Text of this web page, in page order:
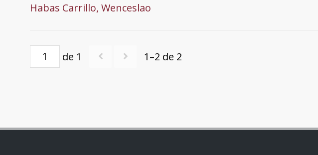
Habas Carrillo, Wenceslao
de 1 1–2 de 2